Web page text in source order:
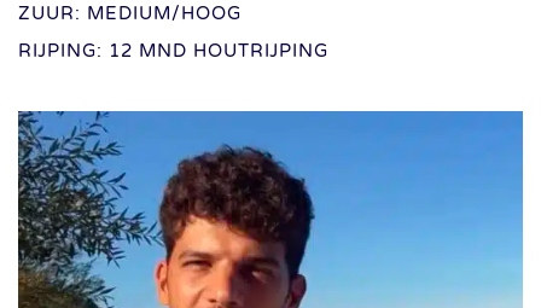
ZUUR: MEDIUM/HOOG
RIJPING: 12 MND HOUTRIJPING